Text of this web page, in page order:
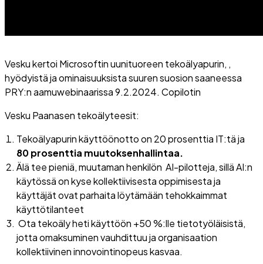
Vesku kertoi Microsoftin uunituoreen tekoälyapurin, ,
hyödyistä ja ominaisuuksista suuren suosion saaneessa
PRY:n aamuwebinaarissa 9.2.2024. Copilotin
Vesku Paanasen tekoälyteesit:
Tekoälyapurin käyttöönotto on 20 prosenttia IT:tä ja
80 prosenttia muutoksenhallintaa.
Älä tee pieniä, muutaman henkilön AI-pilotteja, sillä AI:n
käytössä on kyse kollektiivisesta oppimisesta ja
käyttäjät ovat parhaita löytämään tehokkaimmat
käyttötilanteet
Ota tekoäly heti käyttöön +50 %:lle tietotyöläisistä,
jotta omaksuminen vauhdittuu ja organisaation
kollektiivinen innovointinopeus kasvaa.